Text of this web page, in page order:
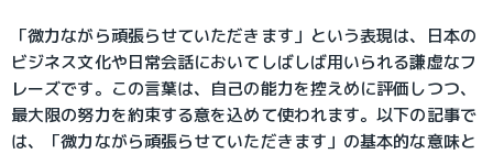
「微力ながら頑張らせていただきます」という表現は、日本の
ビジネス文化や日常会話においてしばしば用いられる謙虚なフ
レーズです。この言葉は、自己の能力を控えめに評価しつつ、
最大限の努力を約束する意を込めて使われます。以下の記事で
は、「微力ながら頑張らせていただきます」の基本的な意味と